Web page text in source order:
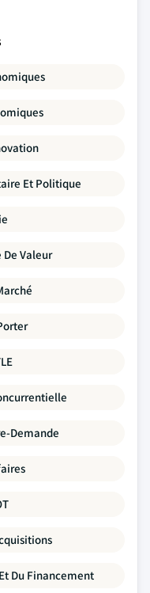
Et Politique
De Valeur
Demande
Du Financement